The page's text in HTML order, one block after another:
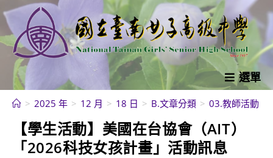
跳
轉
至
內
選單
> 2025 年 > 12 月 > 18 日 > B.文章分類 > 03.教師活動
【學生活動】美國在台協會（AIT）
「2026科技女孩計畫」活動訊息